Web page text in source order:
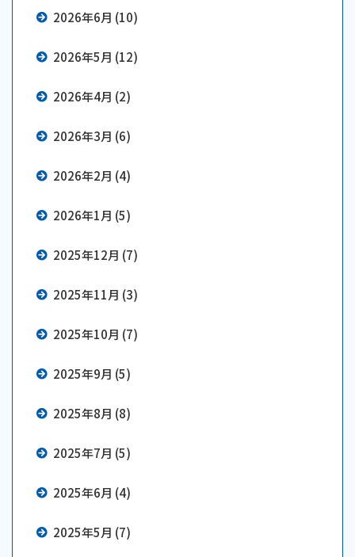
2026年6月 (10)
2026年5月 (12)
2026年4月 (2)
2026年3月 (6)
2026年2月 (4)
2026年1月 (5)
2025年12月 (7)
2025年11月 (3)
2025年10月 (7)
2025年9月 (5)
2025年8月 (8)
2025年7月 (5)
2025年6月 (4)
2025年5月 (7)